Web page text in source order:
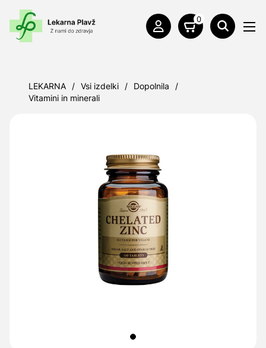
0
LEKARNA / Vsi izdelki / Dopolnila
/
Vitamini in minerali